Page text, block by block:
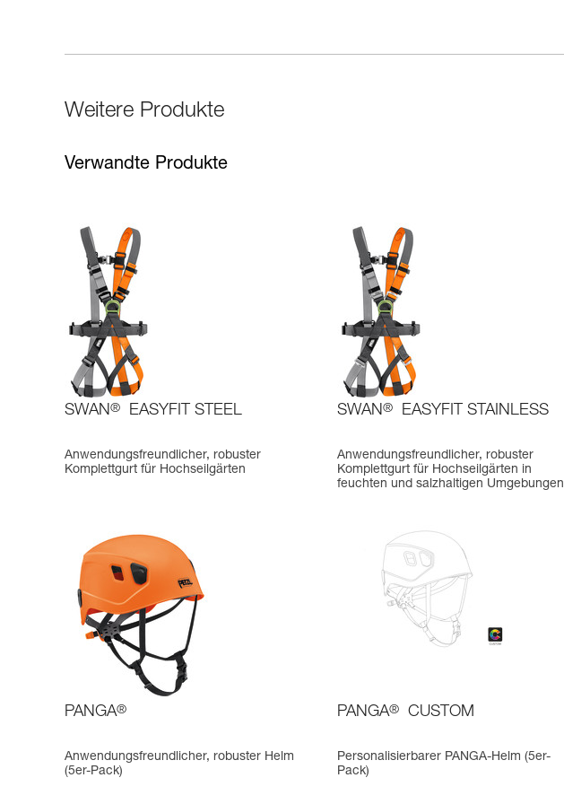
Weitere Produkte
Verwandte Produkte
SWAN® EASYFIT STEEL
Anwendungsfreundlicher, robuster
Komplettgurt für Hochseilgärten
SWAN® EASYFIT STAINLESS
Anwendungsfreundlicher, robuster
Komplettgurt für Hochseilgärten in
feuchten und salzhaltigen Umgebungen
PANGA®
Anwendungsfreundlicher, robuster Helm
(5er-Pack)
PANGA® CUSTOM
Personalisierbarer PANGA-Helm (5er-
Pack)